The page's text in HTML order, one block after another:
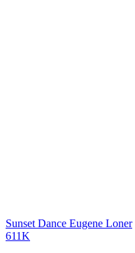
Sunset Dance Eugene Loner
611K